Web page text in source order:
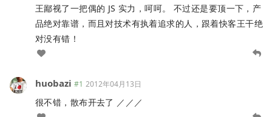
王鄙视了一把偶的 JS 实力，呵呵。 不过还是要顶一下，产
品绝对靠谱，而且对技术有执着追求的人，跟着快客王干绝
对没有错！
huobazi #1 2012年04月13日
很不错，散布开去了 ／／／